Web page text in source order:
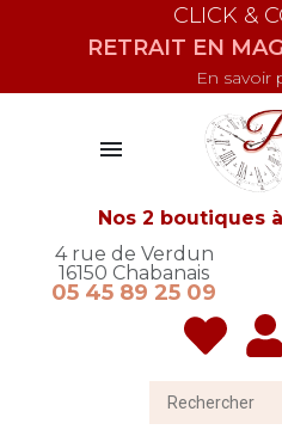
CLICK &
RETRAIT EN
En savoir

Nos 2 boutiques
4 rue de Verdun
16150 Chabanais
05 45 89 25 09